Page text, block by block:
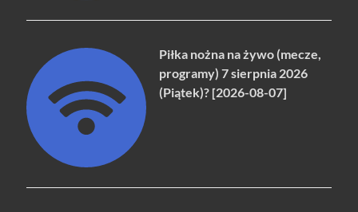
Piłka nożna na żywo (mecze,
programy) 7 sierpnia 2026
(Piątek)? [2026-08-07]